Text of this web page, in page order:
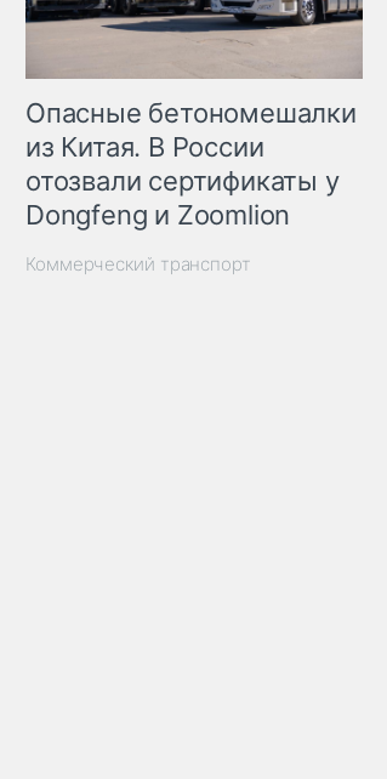
Опасные бетономешалки
из Китая. В России
отозвали сертификаты у
Dongfeng и Zoomlion
Коммерческий транспорт